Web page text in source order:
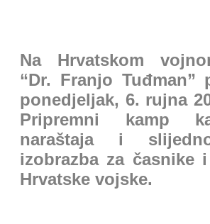
Na Hrvatskom
“Dr. Franjo Tuđman”
ponedjeljak, 6. rujna
Pripremni kamp
naraštaja i
izobrazba za časnike
Hrvatske vojske.